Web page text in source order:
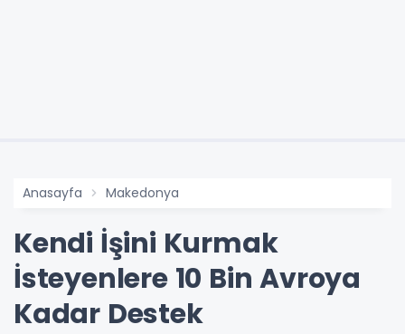
Anasayfa Makedonya
Kendi İşini Kurmak
İsteyenlere 10 Bin Avroya
Kadar Destek